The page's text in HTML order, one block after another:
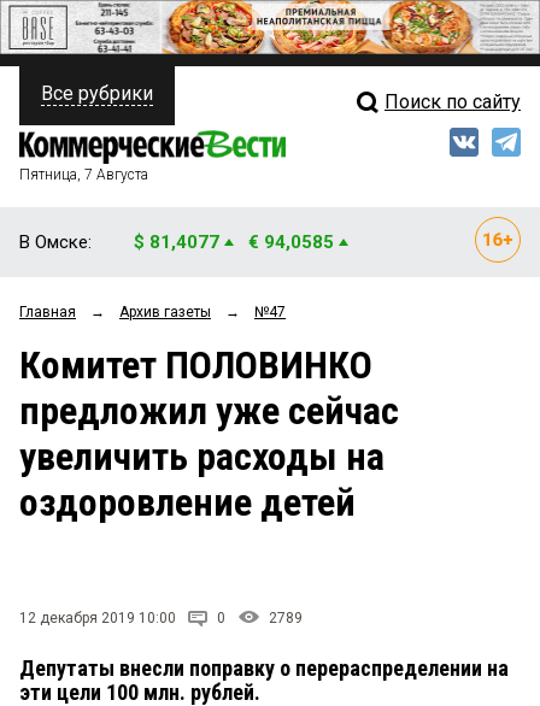
ПОЛИТИКА
ФИНАНСЫ
ОБЩЕСТВО
ЗАКОН
НОВОСТИ КОМПАНИЙ
Свежий выпуск
Рейтинги
Блоги
Архив
Все рубрики Поиск по сайту
Пятница, 7 Августа
В Омске: $ 81,4077 € 94,0585
Главная → Архив газеты → №47
Комитет ПОЛОВИНКО
предложил уже сейчас
увеличить расходы на
оздоровление детей
12 декабря 2019 10:00 0 2789
Депутаты внесли поправку о перераспределении на
эти цели 100 млн. рублей.